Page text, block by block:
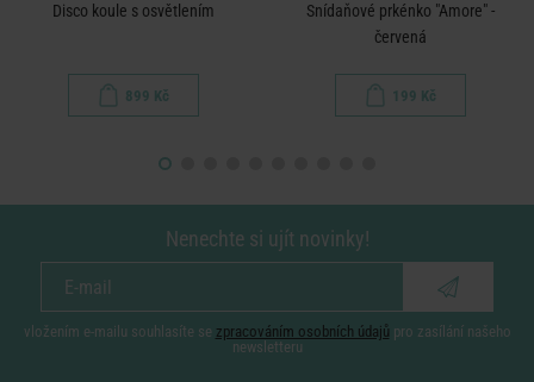
Disco koule s osvětlením
899 Kč
Snídaňové prkénko "Amore" -
červená
199 Kč
Nenechte si ujít novinky!
vložením e-mailu souhlasíte se zpracováním osobních údajů pro zasílání našeho
newsletteru